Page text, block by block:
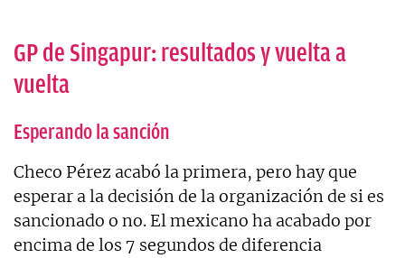
GP de Singapur: resultados y vuelta a
vuelta
Esperando la sanción
Checo Pérez acabó la primera, pero hay que
esperar a la decisión de la organización de si es
sancionado o no. El mexicano ha acabado por
encima de los 7 segundos de diferencia